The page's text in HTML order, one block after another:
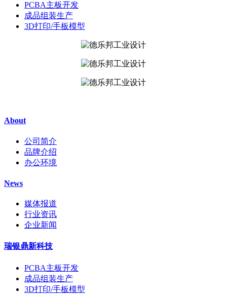
PCBA主板开发
成品组装生产
3D打印/手板模型
About
公司简介
品牌介绍
办公环境
News
媒体报道
行业资讯
企业新闻
瑞银鼎新科技
PCBA主板开发
成品组装生产
3D打印/手板模型